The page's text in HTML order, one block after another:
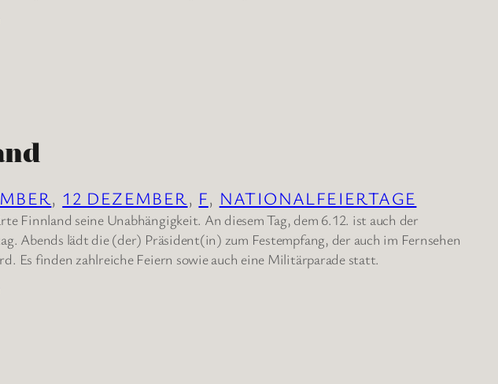
, 12 DEZEMBER, F, NATIONALFEIERTAGE
Finnland seine Unabhängigkeit. An diesem Tag, dem 6.12. ist auch der
Abends lädt die (der) Präsident(in) zum Festempfang, der auch im Fernsehen
Es finden zahlreiche Feiern sowie auch eine Militärparade statt.